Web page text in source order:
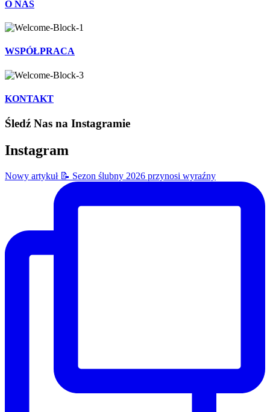
O NAS
WSPÓŁPRACA
KONTAKT
Śledź Nas na Instagramie
Instagram
Nowy artykuł 📝 Sezon ślubny 2026 przynosi wyraźny